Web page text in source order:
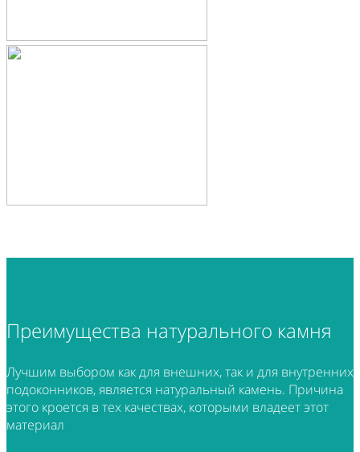
Преимущества натурального камня
Лучшим выбором как для внешних, так и для внутренних
подоконников, является натуральный камень. Причина
этого кроется в тех качествах, которыми владеет этот
материал